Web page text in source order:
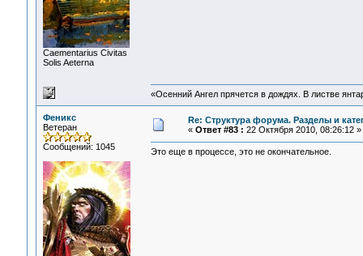
Сaementarius Civitas
Solis Aeterna
«Осенний Ангел прячется в дождях. В листве
Феникс
Ветеран
Сообщений: 1045
Re: Структура форума. Разделы и
« Ответ #83 : 22 Октября 2010, 08:26:12 »
Это еще в процессе, это не окончательное.